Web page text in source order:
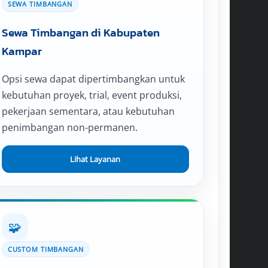
SEWA TIMBANGAN
Sewa Timbangan di Kabupaten
Kampar
Opsi sewa dapat dipertimbangkan untuk
kebutuhan proyek, trial, event produksi,
pekerjaan sementara, atau kebutuhan
penimbangan non-permanen.
Lihat Layanan
🧩
CUSTOM TIMBANGAN